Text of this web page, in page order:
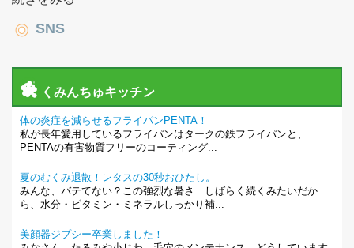
SNS
くみんちゅキッチン
体の炎症を減らせるフライパンPENTA！
私が長年愛用しているフライパンはタークの鉄フライパンと、
PENTAの有害物質フリーのコーティング...
夏のむくみ退散！レタスの30秒おひたし。
みんな、バテてない？この強烈な暑さ…しばらく続くみたいだか
ら、水分・ビタミン・ミネラルしっかり補...
美顔器ジプシー卒業しました！